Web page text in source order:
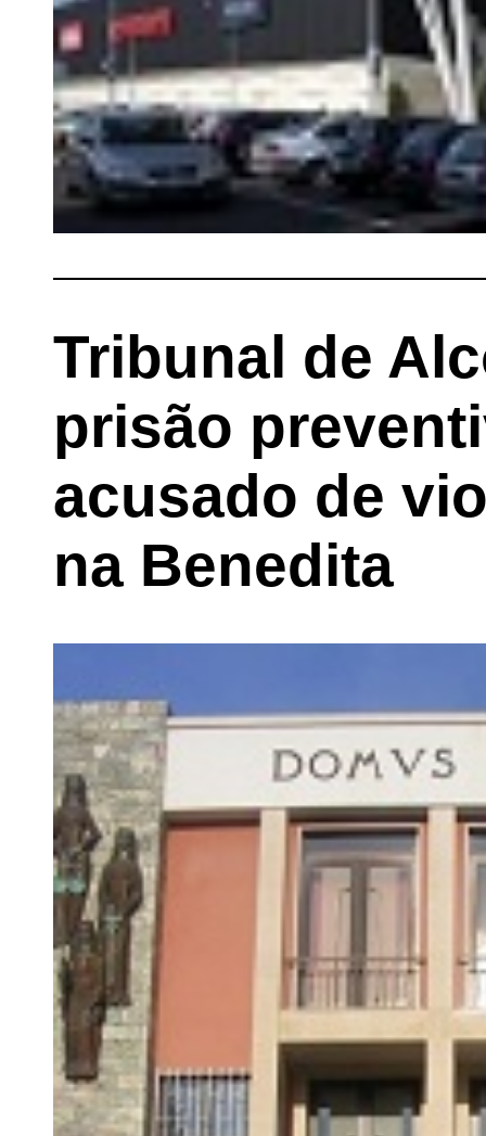
Tribunal de
prisão
acusado de
na Benedita